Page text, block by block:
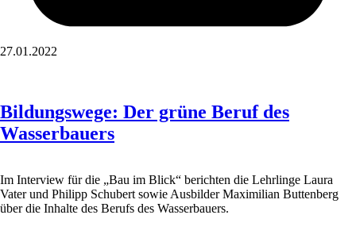
27.01.2022
Bildungswege: Der grüne Beruf des
Wasserbauers
Im Interview für die „Bau im Blick“ berichten die Lehrlinge Laura
Vater und Philipp Schubert sowie Ausbilder Maximilian Buttenberg
über die Inhalte des Berufs des Wasserbauers.